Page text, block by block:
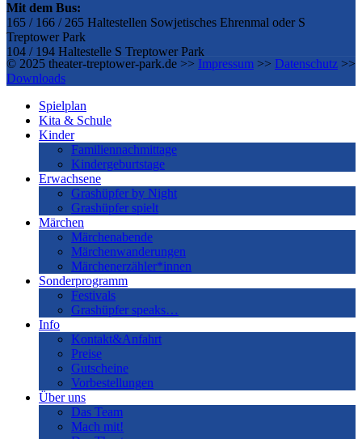
Mit dem Bus:
165 / 166 / 265 Haltestellen Sowjetisches Ehrenmal oder S
Treptower Park
104 / 194 Haltestelle S Treptower Park
© 2025 theater-treptower-park.de >> Impressum >> Datenschutz >>
Downloads
Spielplan
Kita & Schule
Kinder
Familiennachmittage
Kindergeburtstage
Erwachsene
Grashüpfer by Night
Grashüpfer spielt
Märchen
Märchenabende
Märchenwanderungen
Märchenerzähler*innen
Sonderprogramm
Festivals
Grashüpfer speaks…
Info
Kontakt&Anfahrt
Preise
Gutscheine
Vorbestellungen
Über uns
Das Team
Mach mit!